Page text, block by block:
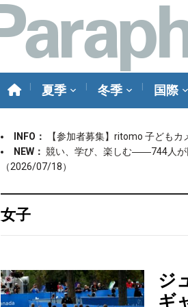
夏季 冬季 国際
INFO： 【参加者募集】ritomo 子ども
NEW： 競い、学び、楽しむ――744人が
（2026/07/18）
女子
ジ
ギ